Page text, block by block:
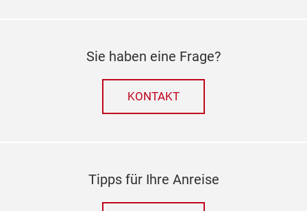
Sie haben eine Frage?
KONTAKT
Tipps für Ihre Anreise